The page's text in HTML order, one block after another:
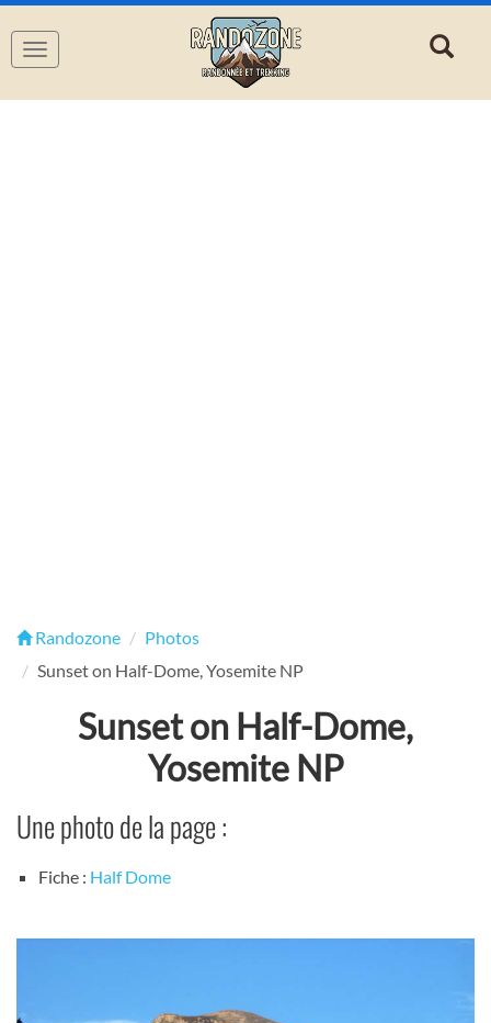
Navigation
Randozone
Photos
Sunset on Half-Dome, Yosemite NP
Sunset on Half-Dome,
Yosemite NP
Une photo de la page :
Fiche : Half Dome